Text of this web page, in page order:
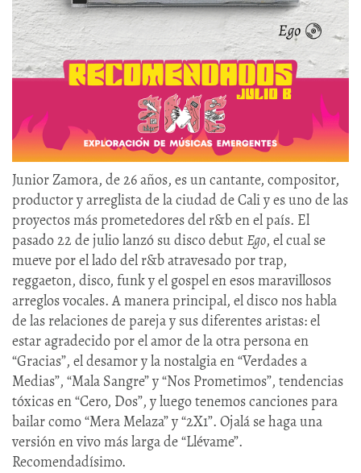
Junior Zamora, de 26 años, es un cantante, compositor,
productor y arreglista de la ciudad de Cali y es uno de las
proyectos más prometedores del r&b en el país. El
pasado 22 de julio lanzó su disco debutEgo, el cual se
mueve por el lado del r&b atravesado por trap,
reggaeton, disco, funk y el gospel en esos maravillosos
arreglos vocales. A manera principal, el disco nos habla
de las relaciones de pareja y sus diferentes aristas: el
estar agradecido por el amor de la otra persona en
“Gracias”, el desamor y la nostalgia en “Verdades a
Medias”, “Mala Sangre” y “Nos Prometimos”, tendencias
tóxicas en “Cero, Dos”, y luego tenemos canciones para
bailar como “Mera Melaza” y “2X1”. Ojalá se haga una
versión en vivo más larga de “Llévame”.
Recomendadísimo.